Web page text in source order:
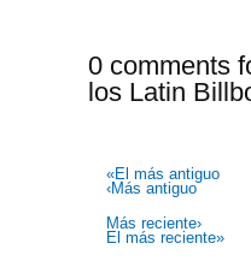
0 comments
los Latin
«El más antiguo
‹Más antiguo
Más reciente›
El más reciente»